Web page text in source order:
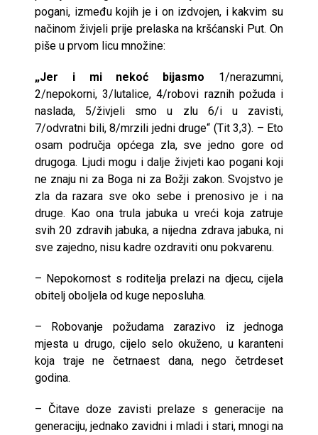
pogani, između kojih je i on izdvojen, i kakvim su
načinom živjeli prije prelaska na kršćanski Put. On
piše u prvom licu množine:
„Jer i mi nekoć bijasmo 1/nerazumni,
2/nepokorni, 3/lutalice, 4/robovi raznih požuda i
naslada, 5/živjeli smo u zlu 6/i u zavisti,
7/odvratni bili, 8/mrzili jedni druge“ (Tit 3,3). – Eto
osam područja općega zla, sve jedno gore od
drugoga. Ljudi mogu i dalje živjeti kao pogani koji
ne znaju ni za Boga ni za Božji zakon. Svojstvo je
zla da razara sve oko sebe i prenosivo je i na
druge. Kao ona trula jabuka u vreći koja zatruje
svih 20 zdravih jabuka, a nijedna zdrava jabuka, ni
sve zajedno, nisu kadre ozdraviti onu pokvarenu.
– Nepokornost s roditelja prelazi na djecu, cijela
obitelj oboljela od kuge neposluha.
– Robovanje požudama zarazivo iz jednoga
mjesta u drugo, cijelo selo okuženo, u karanteni
koja traje ne četrnaest dana, nego četrdeset
godina.
– Čitave doze zavisti prelaze s generacije na
generaciju, jednako zavidni i mladi i stari, mnogi na